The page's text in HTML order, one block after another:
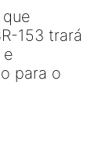
153 trará
e
para o